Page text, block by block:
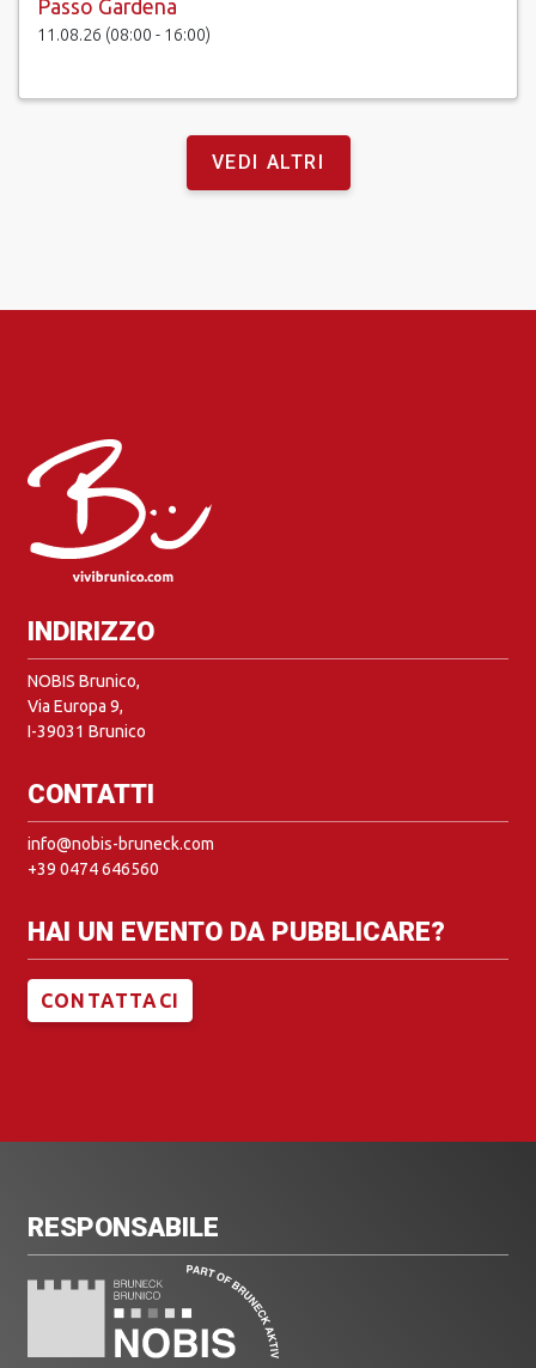
Passo Gardena
11.08.26 (08:00 - 16:00)
VEDI ALTRI
INDIRIZZO
NOBIS Brunico,
Via Europa 9,
I-39031 Brunico
CONTATTI
info@nobis-bruneck.com
+39 0474 646560
HAI UN EVENTO DA PUBBLICARE?
CONTATTACI
RESPONSABILE